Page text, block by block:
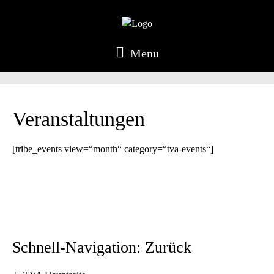
Menu
Veranstaltungen
[tribe_events view=“month“ category=“tva-events“]
Schnell-Navigation: Zurück